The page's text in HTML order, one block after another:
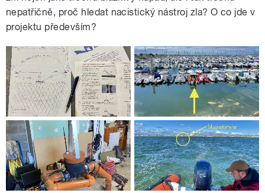
nepatřičně, proč hledat nacistický nástroj zla? O co jde v
projektu především?